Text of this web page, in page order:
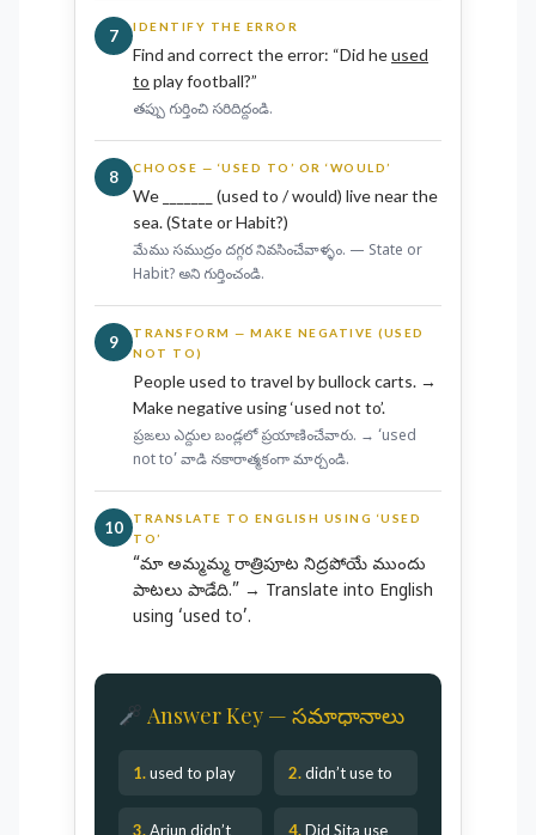
7 IDENTIFY THE ERROR
Find and correct the error: “Did heused
to play football?”
తప్పు గుర్తించి సరిదిద్దండి.
8 CHOOSE — ‘USED TO’ OR ‘WOULD’
We _______ (used to / would) live near the
sea. (State or Habit?)
మేము సముద్రం దగ్గర నివసించేవాళ్ళం. — State or
Habit? అని గుర్తించండి.
9
TRANSFORM — MAKE NEGATIVE (USED
NOT TO)
People used to travel by bullock carts. →
Make negative using ‘used not to’.
ప్రజలు ఎద్దుల బండ్లలో ప్రయాణించేవారు. → ‘used
not to’ వాడి నకారాత్మకంగా మార్చండి.
10
TRANSLATE TO ENGLISH USING ‘USED
TO’
“మా అమ్మమ్మ రాత్రిపూట నిద్రపోయే ముందు
పాటలు పాడేది.” → Translate into English
using ‘used to’.
Answer Key — సమాధానాలు
1.used to play 2.didn’t use to
3.Arjun didn’t
4.Did Sita use